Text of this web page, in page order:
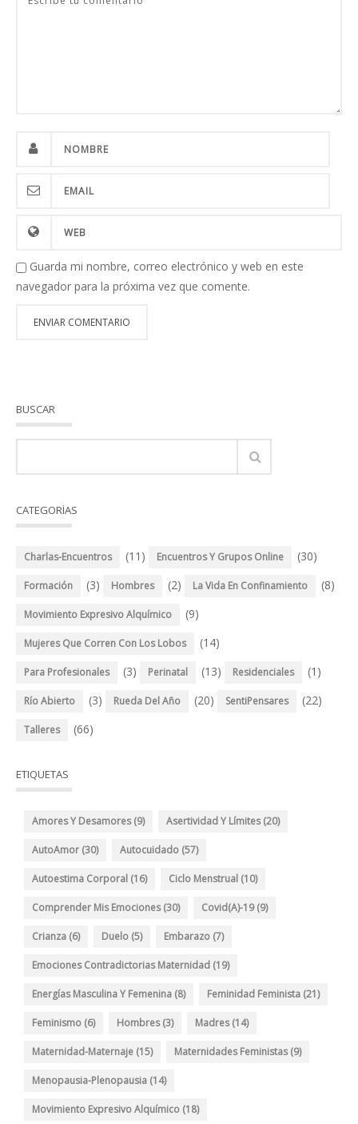
Guarda mi nombre, correo electrónico y web en este
navegador para la próxima vez que comente.
BUSCAR
CATEGORÍAS
Charlas-Encuentros (11) Encuentros Y Grupos Online (30)
Formación (3) Hombres (2) La Vida En Confinamiento (8)
Movimiento Expresivo Alquímico (9)
Mujeres Que Corren Con Los Lobos (14)
Para Profesionales (3) Perinatal (13) Residenciales (1)
Río Abierto (3) Rueda Del Año (20) SentiPensares (22)
Talleres (66)
ETIQUETAS
Amores Y Desamores(9) Asertividad Y Límites(20)
AutoAmor (30) Autocuidado (57)
Autoestima Corporal (16) Ciclo Menstrual (10)
Comprender Mis Emociones(30) Covid(A)-19(9)
Crianza (6) Duelo (5) Embarazo (7)
Emociones Contradictorias Maternidad (19)
Energías Masculina Y Femenina (8) Feminidad Feminista (21)
Feminismo (6) Hombres(3) Madres(14)
Maternidad-Maternaje (15) Maternidades Feministas(9)
Menopausia-Plenopausia (14)
Movimiento Expresivo Alquímico (18)